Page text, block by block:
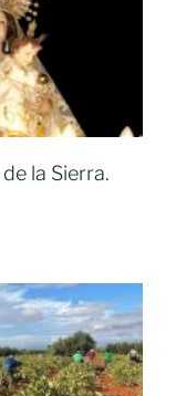
la Sierra.